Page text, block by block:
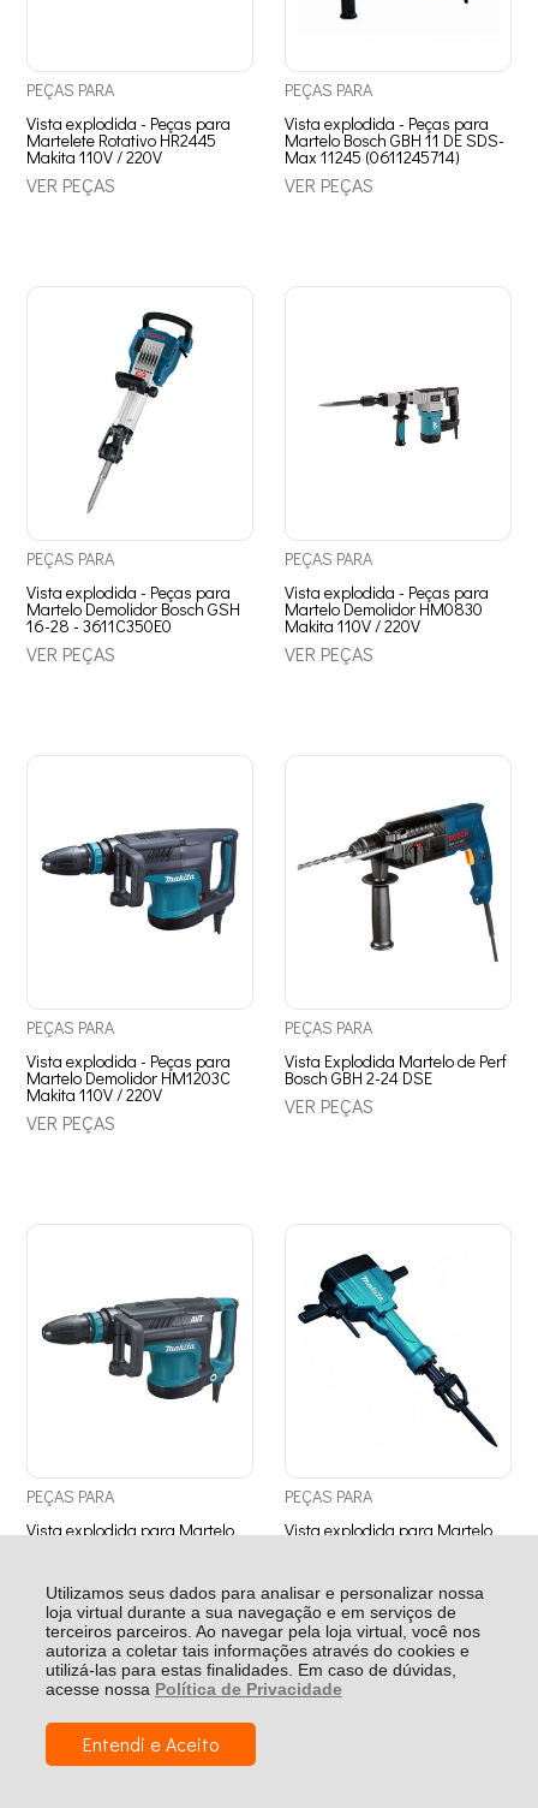
Utilizamos seus dados para analisar e personalizar nossa
loja virtual durante a sua navegação e em serviços de
terceiros parceiros. Ao navegar pela loja virtual, você nos
autoriza a coletar tais informações através do cookies e
utilizá-las para estas finalidades. Em caso de dúvidas,
acesse nossa Política de Privacidade
Entendi e Aceito
PEÇAS PARA
Vista explodida - Peças para
Martelete Rotativo HR2445
Makita 110V / 220V
VER PEÇAS
PEÇAS PARA
Vista explodida - Peças para
Martelo Bosch GBH 11 DE SDS-
Max 11245 (0611245714)
VER PEÇAS
PEÇAS PARA
Vista explodida - Peças para
Martelo Demolidor Bosch GSH
16-28 - 3611C350E0
VER PEÇAS
PEÇAS PARA
Vista explodida - Peças para
Martelo Demolidor HM0830
Makita 110V / 220V
VER PEÇAS
PEÇAS PARA
Vista explodida - Peças para
Martelo Demolidor HM1203C
Makita 110V / 220V
VER PEÇAS
PEÇAS PARA
Vista Explodida Martelo de Perf
Bosch GBH 2-24 DSE
VER PEÇAS
PEÇAS PARA
Vista explodida para Martelo
VER PEÇAS
PEÇAS PARA
Vista explodida para Martelo
VER PEÇAS